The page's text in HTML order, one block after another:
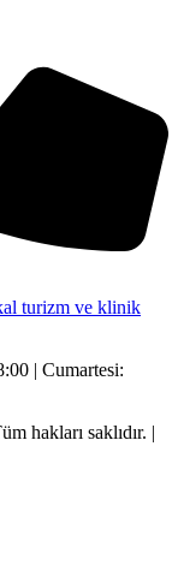
| Cumartesi:
hakları saklıdır. |